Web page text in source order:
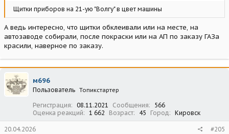
Щитки приборов на 21-ую "Волгу" в цвет машины
А ведь интересно, что щитки обклеивали или на месте, на
автозаводе собирали, после покраски или на АП по заказу ГАЗа
красили, наверное по заказу.
м696
Пользователь Топикстартер
Регистрация 08.11.2021 Сообщения
566
Оценка реакций
1 662 Возраст 45 Город Кировск
20.04.2026 #205